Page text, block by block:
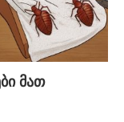
მათ